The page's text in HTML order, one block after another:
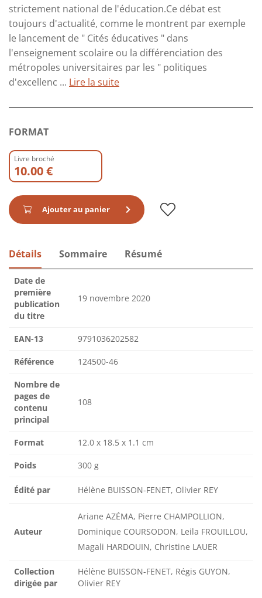
strictement national de l'éducation.Ce débat est
toujours d'actualité, comme le montrent par exemple
le lancement de " Cités éducatives " dans
l'enseignement scolaire ou la différenciation des
métropoles universitaires par les " politiques
d'excellenc ... Lire la suite
FORMAT
Livre broché
10.00 €
Ajouter au panier
Détails Sommaire Résumé
Date de
première
publication
du titre
19 novembre 2020
EAN-13 9791036202582
Référence 124500-46
Nombre de
pages de
contenu
principal
108
Format 12.0 x 18.5 x 1.1 cm
Poids 300 g
Édité par Hélène BUISSON-FENET, Olivier REY
Auteur
Ariane AZÉMA, Pierre CHAMPOLLION,
Dominique COURSODON, Leila FROUILLOU,
Magali HARDOUIN, Christine LAUER
Collection
dirigée par
Hélène BUISSON-FENET, Régis GUYON,
Olivier REY